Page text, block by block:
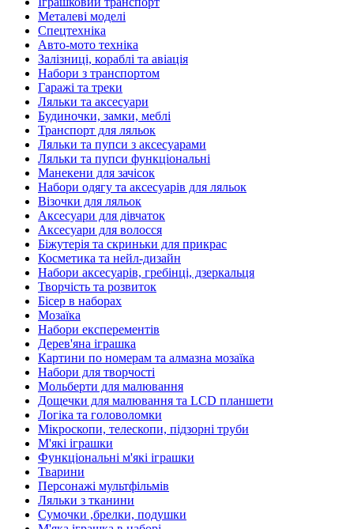
Металеві моделі
Спецтехніка
Авто-мото техніка
Залізниці, кораблі та авіація
Набори з транспортом
Гаражі та треки
Ляльки та аксесуари
Будиночки, замки, меблі
Транспорт для ляльок
Ляльки та пупси з аксесуарами
Ляльки та пупси функціональні
Манекени для зачісок
Набори одягу та аксесуарів для ляльок
Візочки для ляльок
Аксесуари для дівчаток
Аксесуари для волосся
Біжутерія та скриньки для прикрас
Косметика та нейл-дизайн
Набори аксесуарів, гребінці, дзеркальця
Творчість та розвиток
Бісер в наборах
Мозаїка
Набори експерементів
Дерев'яна іграшка
Картини по номерам та алмазна мозаїка
Набори для творчості
Мольберти для малювання
Дощечки для малювання та LCD планшети
Логіка та головоломки
Мікроскопи, телескопи, підзорні труби
М'які іграшки
Функціональні м'які іграшки
Тварини
Персонажі мультфільмів
Ляльки з тканини
Сумочки ,брелки, подушки